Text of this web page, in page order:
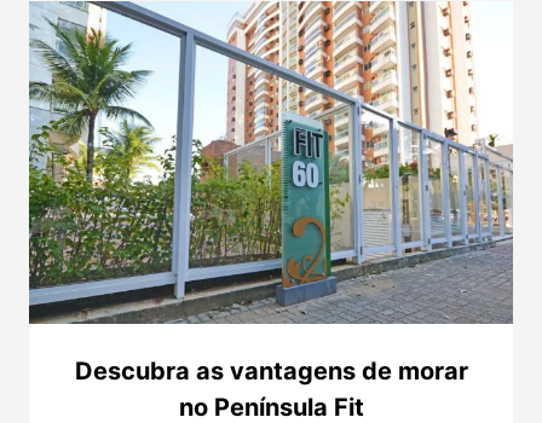
Descubra as vantagens de morar
no Península Fit